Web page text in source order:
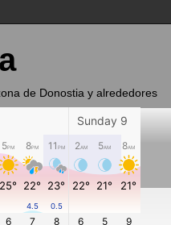
de Donostia y alrededores